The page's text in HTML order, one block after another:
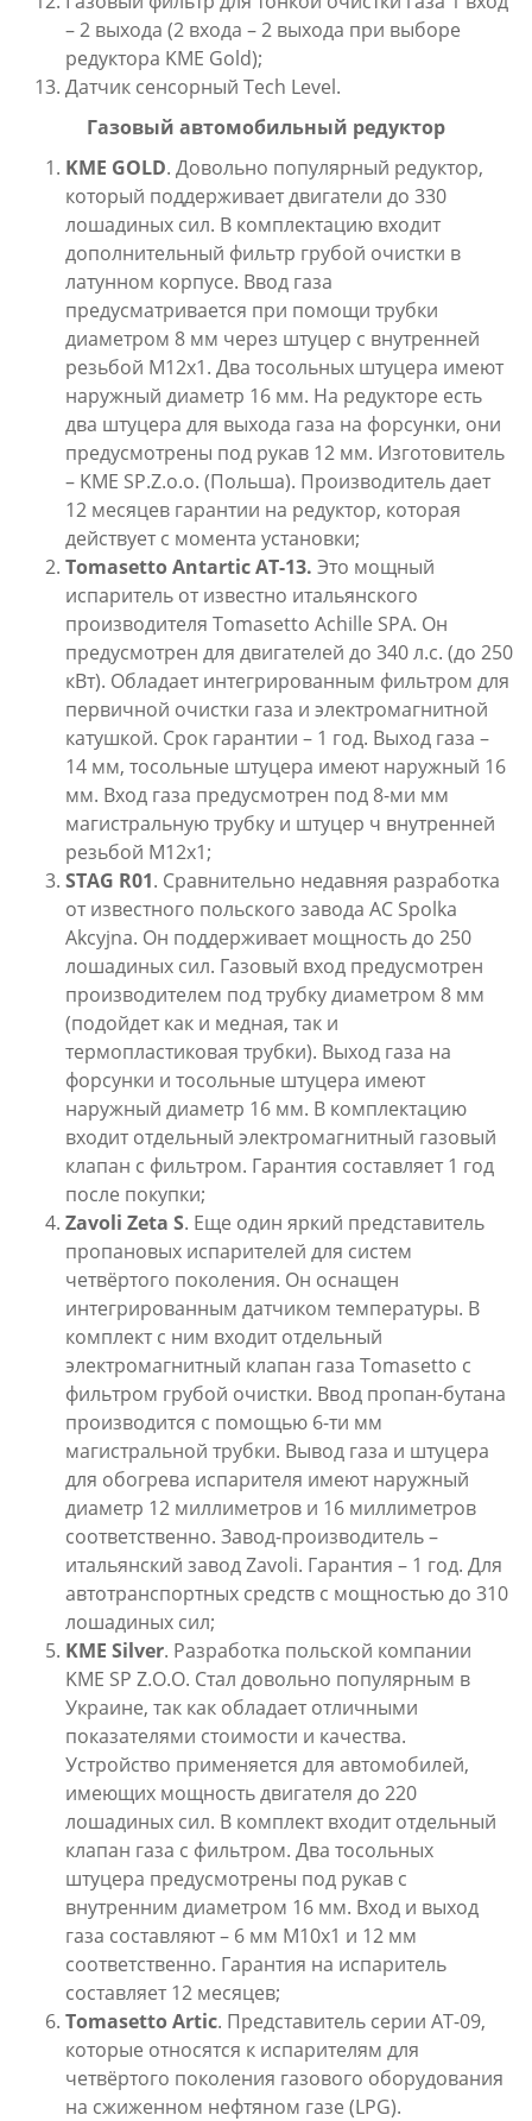
– 2 выхода (2 входа – 2 выхода при выборе
редуктора KME Gold);
Датчик сенсорный Tech Level.
Газовый автомобильный редуктор
KME GOLD. Довольно популярный редуктор,
который поддерживает двигатели до 330
лошадиных сил. В комплектацию входит
дополнительный фильтр грубой очистки в
латунном корпусе. Ввод газа
предусматривается при помощи трубки
диаметром 8 мм через штуцер с внутренней
резьбой М12х1. Два тосольных штуцера имеют
наружный диаметр 16 мм. На редукторе есть
два штуцера для выхода газа на форсунки, они
предусмотрены под рукав 12 мм. Изготовитель
– KME SP.Z.o.o. (Польша). Производитель дает
12 месяцев гарантии на редуктор, которая
действует с момента установки;
TomasettoAntarticAT-13. Это мощный
испаритель от известно итальянского
производителя Tomasetto Achille SPA. Он
предусмотрен для двигателей до 340 л.с. (до 250
кВт). Обладает интегрированным фильтром для
первичной очистки газа и электромагнитной
катушкой. Срок гарантии – 1 год. Выход газа –
14 мм, тосольные штуцера имеют наружный 16
мм. Вход газа предусмотрен под 8-ми мм
магистральную трубку и штуцер ч внутренней
резьбой М12х1;
STAG R01. Сравнительно недавняя разработка
от известного польского завода AC Spolka
Akcyjna. Он поддерживает мощность до 250
лошадиных сил. Газовый вход предусмотрен
производителем под трубку диаметром 8 мм
(подойдет как и медная, так и
термопластиковая трубки). Выход газа на
форсунки и тосольные штуцера имеют
наружный диаметр 16 мм. В комплектацию
входит отдельный электромагнитный газовый
клапан с фильтром. Гарантия составляет 1 год
после покупки;
Zavoli Zeta S. Еще один яркий представитель
пропановых испарителей для систем
четвёртого поколения. Он оснащен
интегрированным датчиком температуры. В
комплект с ним входит отдельный
электромагнитный клапан газа Tomasetto с
фильтром грубой очистки. Ввод пропан-бутана
производится с помощью 6-ти мм
магистральной трубки. Вывод газа и штуцера
для обогрева испарителя имеют наружный
диаметр 12 миллиметров и 16 миллиметров
соответственно. Завод-производитель –
итальянский завод Zavoli. Гарантия – 1 год. Для
автотранспортных средств с мощностью до 310
лошадиных сил;
KME Silver. Разработка польской компании
KME SP Z.O.O. Стал довольно популярным в
Украине, так как обладает отличными
показателями стоимости и качества.
Устройство применяется для автомобилей,
имеющих мощность двигателя до 220
лошадиных сил. В комплект входит отдельный
клапан газа с фильтром. Два тосольных
штуцера предусмотрены под рукав с
внутренним диаметром 16 мм. Вход и выход
газа составляют – 6 мм М10х1 и 12 мм
соответственно. Гарантия на испаритель
составляет 12 месяцев;
TomasettoArtic. Представитель серии АТ-09,
которые относятся к испарителям для
четвёртого поколения газового оборудования
на сжиженном нефтяном газе (LPG).